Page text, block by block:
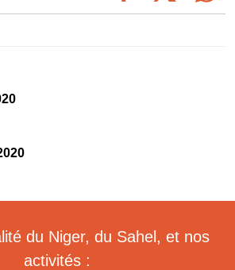
du Niger, du Sahel, et nos
activités :